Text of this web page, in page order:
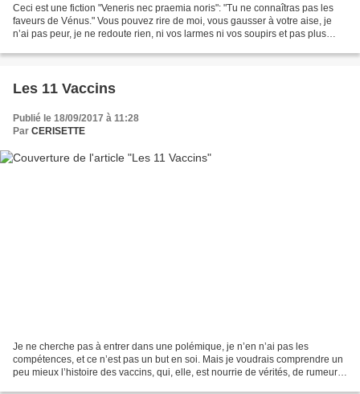
Ceci est une fiction "Veneris nec praemia noris": "Tu ne connaîtras pas les
faveurs de Vénus." Vous pouvez rire de moi, vous gausser à votre aise, je
n’ai pas peur, je ne redoute rien, ni vos larmes ni vos soupirs et pas plus
Les 11 Vaccins
Publié le 18/09/2017 à 11:28
Par CERISETTE
Je ne cherche pas à entrer dans une polémique, je n’en n’ai pas les
compétences, et ce n’est pas un but en soi. Mais je voudrais comprendre un
peu mieux l’histoire des vaccins, qui, elle, est nourrie de vérités, de rumeurs,